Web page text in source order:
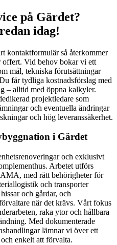
på Gärdet?
idag!
kontaktformulär så återkommer
Vid behov bokar vi ett
mål, tekniska förutsättningar
får tydliga kostnadsförslag med
– alltid med öppna kalkyler.
projektledare som
och eventuella ändringar
och hög leveranssäkerhet.
i Gärdet
och exklusivt
Arbetet utförs
med rätt behörigheter för
och transporter
och gårdar, och
när det krävs. Vårt fokus
raka ytor och hållbara
Med dokumenterade
lämnar vi över ett
enkelt att förvalta.